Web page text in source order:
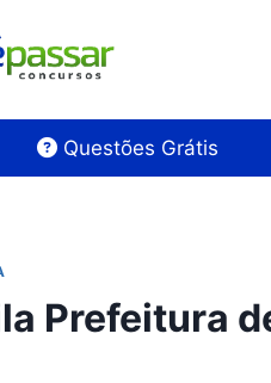
Questões Grátis
Prefeitura